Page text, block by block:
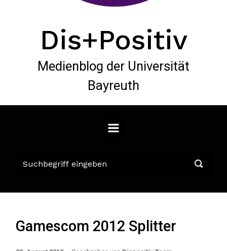
Dis+Positiv
Medienblog der Universität
Bayreuth
Gamescom 2012 Splitter